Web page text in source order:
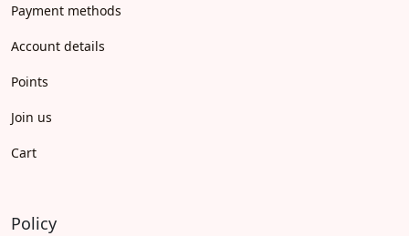
Payment methods
Account details
Points
Join us
Cart
Policy